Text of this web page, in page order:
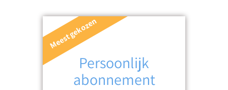
Meest gekozen
Persoonlijk
abonnement